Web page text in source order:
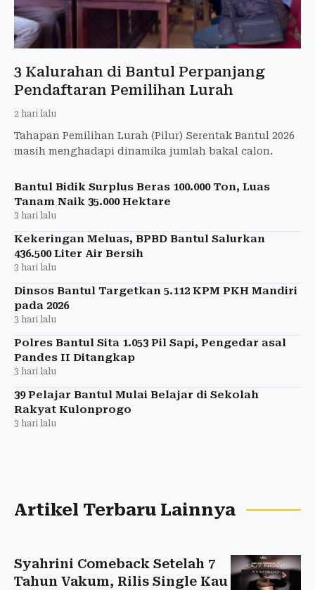
3 Kalurahan di Bantul Perpanjang
Pendaftaran Pemilihan Lurah
2 hari lalu
Tahapan Pemilihan Lurah (Pilur) Serentak Bantul 2026
masih menghadapi dinamika jumlah bakal calon.
Bantul Bidik Surplus Beras 100.000 Ton, Luas
Tanam Naik 35.000 Hektare
3 hari lalu
Kekeringan Meluas, BPBD Bantul Salurkan
436.500 Liter Air Bersih
3 hari lalu
Dinsos Bantul Targetkan 5.112 KPM PKH Mandiri
pada 2026
3 hari lalu
Polres Bantul Sita 1.053 Pil Sapi, Pengedar asal
Pandes II Ditangkap
3 hari lalu
39 Pelajar Bantul Mulai Belajar di Sekolah
Rakyat Kulonprogo
3 hari lalu
Artikel Terbaru Lainnya
Syahrini Comeback Setelah 7
Tahun Vakum, Rilis Single Kau